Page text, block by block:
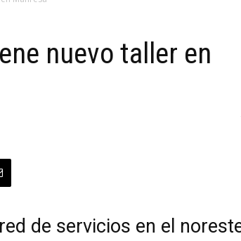
nuevo taller en
de servicios en el